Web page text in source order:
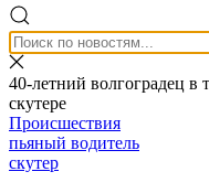
40-летний волгоградец в
скутере
Происшествия
пьяный водитель
скутер